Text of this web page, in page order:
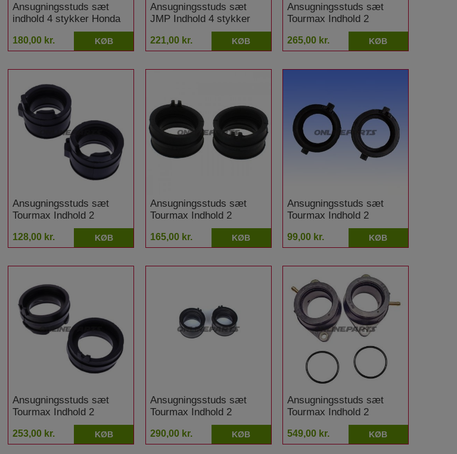
Ansugningsstuds sæt
indhold 4 stykker Honda
180,00 kr. KØB
Ansugningsstuds sæt
JMP Indhold 4 stykker
Yamaha XJ 600 SN
Diversion
221,00 kr. KØB
Ansugningsstuds sæt
Tourmax Indhold 2
stykker Honda CBF 500
265,00 kr. KØB
Ansugningsstuds sæt
Tourmax Indhold 2
stykker Honda VT 1100
C2 Shadow ACE
128,00 kr. KØB
Ansugningsstuds sæt
Tourmax Indhold 2
stykker Honda VT 500 C
Shadow
165,00 kr. KØB
Ansugningsstuds sæt
Tourmax Indhold 2
stykker Honda VT 600 C
Shadow Ritzel
feinverzahnt
99,00 kr. KØB
Ansugningsstuds sæt
Tourmax Indhold 2
stykker Honda XL 1000
VA Varadero ABS
253,00 kr. KØB
Ansugningsstuds sæt
Tourmax Indhold 2
stykker Honda XRV 750
Africa Twin
290,00 kr. KØB
Ansugningsstuds sæt
Tourmax Indhold 2
stykker Yamaha BT 1100
Bulldog
549,00 kr. KØB